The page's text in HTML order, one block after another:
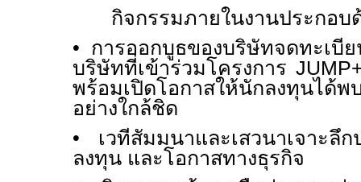
กิจกรรมภายในงานประกอบ
• การออกบูธของบริษัทจดทะเบี
บริษัทที่เข้าร่วมโครงการ
พร้อมเปิดโอกาสให้นักลงทุนได้พ
อย่างใกล้ชิด
• เวทีสัมมนาและเสวนาเจาะลึ
ลงทุน และโอกาสทางธุรกิจ